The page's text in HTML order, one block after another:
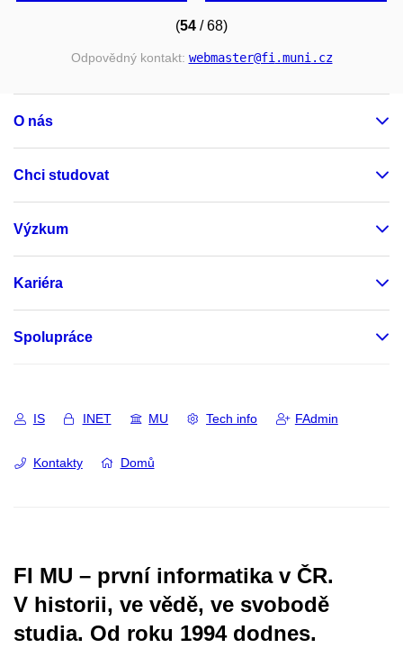
(54 / 68)
Odpovědný kontakt: webmaster@fi.muni.cz
O nás
Chci studovat
Výzkum
Kariéra
Spolupráce
IS INET MU Tech info FAdmin
Kontakty Domů
FI MU – první informatika v ČR.
V historii, ve vědě, ve svobodě
studia. Od roku 1994 dodnes.